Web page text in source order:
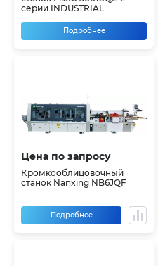
серии INDUSTRIAL
Подробнее
Цена по запросу
Кромкооблицовочный
станок Nanxing NB6JQF
Подробнее